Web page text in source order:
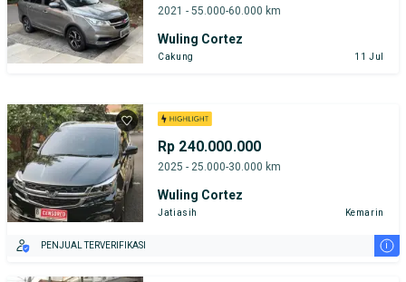
2021 - 55.000-60.000 km
Wuling Cortez
Cakung 11 Jul
Rp 240.000.000
2025 - 25.000-30.000 km
Wuling Cortez
Jatiasih Kemarin
PENJUAL TERVERIFIKASI i